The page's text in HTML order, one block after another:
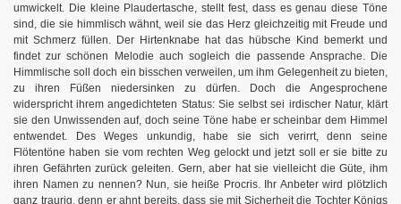
umwickelt. Die kleine Plaudertasche, stellt fest, dass es genau diese Töne
sind, die sie himmlisch wähnt, weil sie das Herz gleichzeitig mit Freude und
mit Schmerz füllen. Der Hirtenknabe hat das hübsche Kind bemerkt und
findet zur schönen Melodie auch sogleich die passende Ansprache. Die
Himmlische soll doch ein bisschen verweilen, um ihm Gelegenheit zu bieten,
zu ihren Füßen niedersinken zu dürfen. Doch die Angesprochene
widerspricht ihrem angedichteten Status: Sie selbst sei irdischer Natur, klärt
sie den Unwissenden auf, doch seine Töne habe er scheinbar dem Himmel
entwendet. Des Weges unkundig, habe sie sich verirrt, denn seine
Flötentöne haben sie vom rechten Weg gelockt und jetzt soll er sie bitte zu
ihren Gefährten zurück geleiten. Gern, aber hat sie vielleicht die Güte, ihm
ihren Namen zu nennen? Nun, sie heiße Procris. Ihr Anbeter wird plötzlich
ganz traurig, denn er ahnt bereits, dass sie mit Sicherheit die Tochter Königs